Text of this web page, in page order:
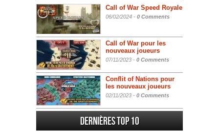
Call of War Speed Royale
06/02/2024 - 0 Comments
Call of War pour les
nouveaux joueurs
07/11/2023 - 0 Comments
Conflit of Nations pour
les nouveaux joueurs
02/11/2023 - 0 Comments
Dernières Top 10